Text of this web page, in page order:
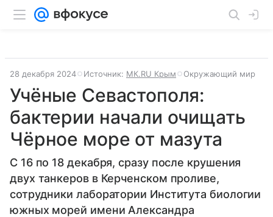
28 декабря 2024 Источник: МК.RU Крым Окружающий мир
Учёные Севастополя:
бактерии начали очищать
Чёрное море от мазута
С 16 по 18 декабря, сразу после крушения
двух танкеров в Керченском проливе,
сотрудники лаборатории Института биологии
южных морей имени Александра